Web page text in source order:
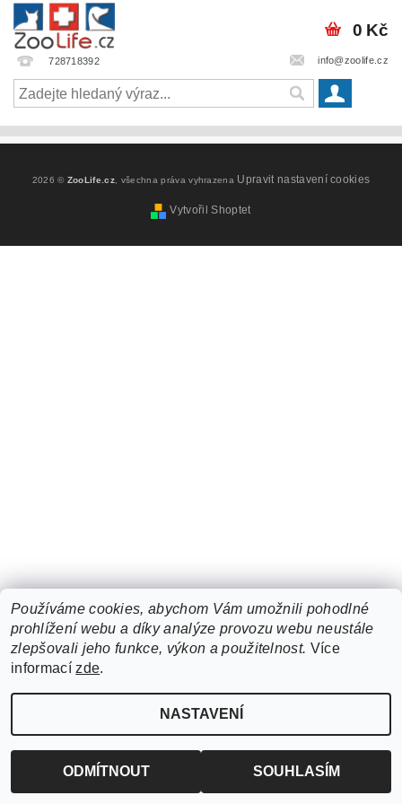
728718392 info@zoolife.cz
0 Kč
2026 © ZooLife.cz , všechna práva vyhrazena Upravit nastavení cookies
Vytvořil Shoptet
Používáme cookies, abychom Vám umožnili pohodlné
prohlížení webu a díky analýze provozu webu neustále
zlepšovali jeho funkce, výkon a použitelnost. Více
informacízde.
NASTAVENÍ
ODMÍTNOUT SOUHLASÍM